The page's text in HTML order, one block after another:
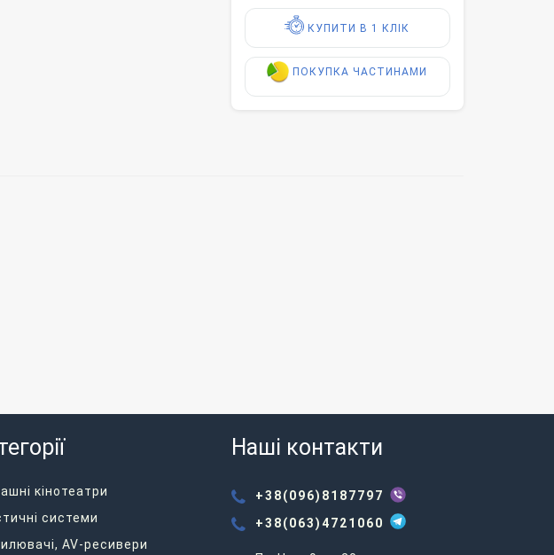
КУПИТИ В 1 КЛІК
ПОКУПКА ЧАСТИНАМИ
кінотеатри
системи
AV-ресивери
Наші контакти
+38(096)8187797
+38(063)4721060